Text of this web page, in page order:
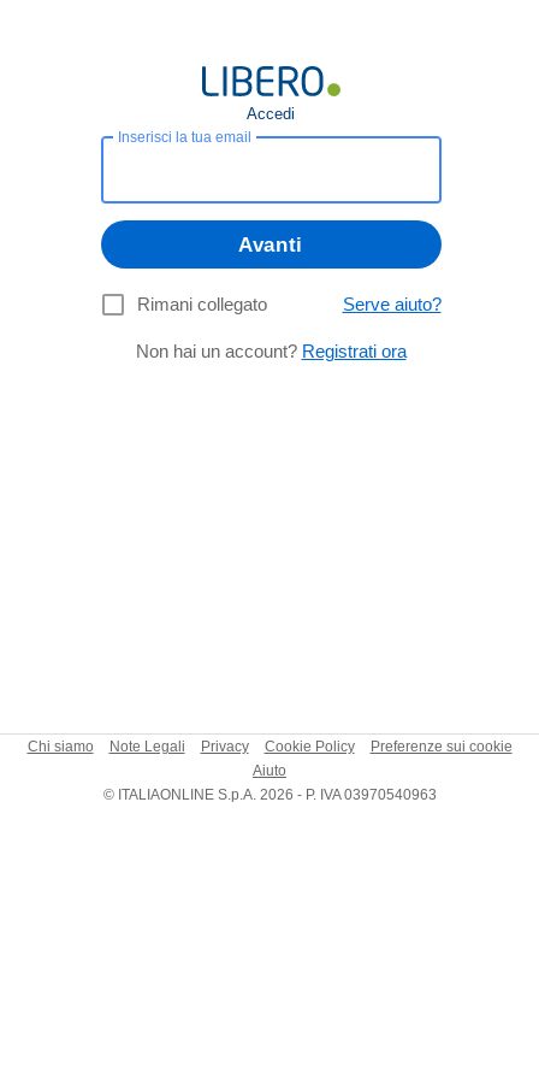
Accedi
Inserisci la tua email
Avanti
Rimani collegato Serve aiuto?
Non hai un account? Registrati ora
Chi siamo Note Legali Privacy Cookie Policy
Preferenze sui cookie
Aiuto
© ITALIAONLINE S.p.A. 2026 - P. IVA 03970540963